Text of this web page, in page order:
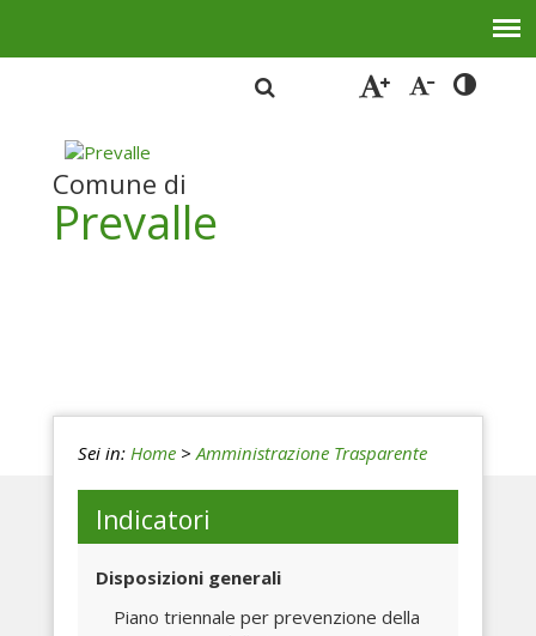
Comune di
Prevalle
Sei in: Home >Amministrazione Trasparente
Indicatori
Disposizioni generali
Piano triennale per prevenzione della